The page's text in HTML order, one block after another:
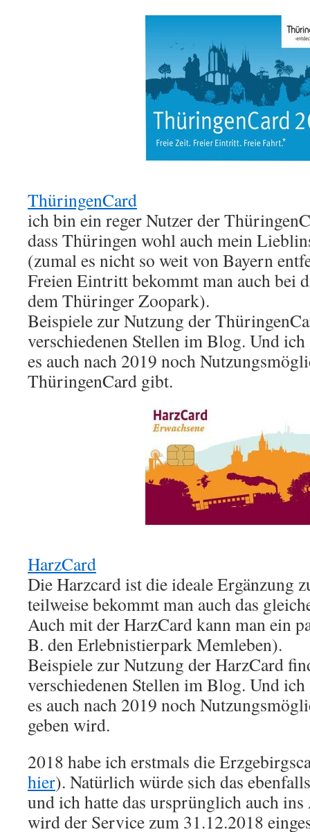
ThüringenCard
ich bin ein reger Nutzer der
dass Thüringen wohl auch mein
(zumal es nicht so weit von Bayern
Freien Eintritt bekommt man auch bei
dem Thüringer Zoopark).
Beispiele zur Nutzung der
verschiedenen Stellen im Blog. Und ich
es auch nach 2019 noch
ThüringenCard gibt.
HarzCard
Die Harzcard ist die ideale Ergänzung
teilweise bekommt man auch das
Auch mit der HarzCard kann man ein
B. den Erlebnistierpark Memleben).
Beispiele zur Nutzung der HarzCard
verschiedenen Stellen im Blog. Und ich
es auch nach 2019 noch
geben wird.
2018 habe ich erstmals die
hier). Natürlich würde sich das
und ich hatte das ursprünglich auch ins
wird der Service zum 31.12.2018